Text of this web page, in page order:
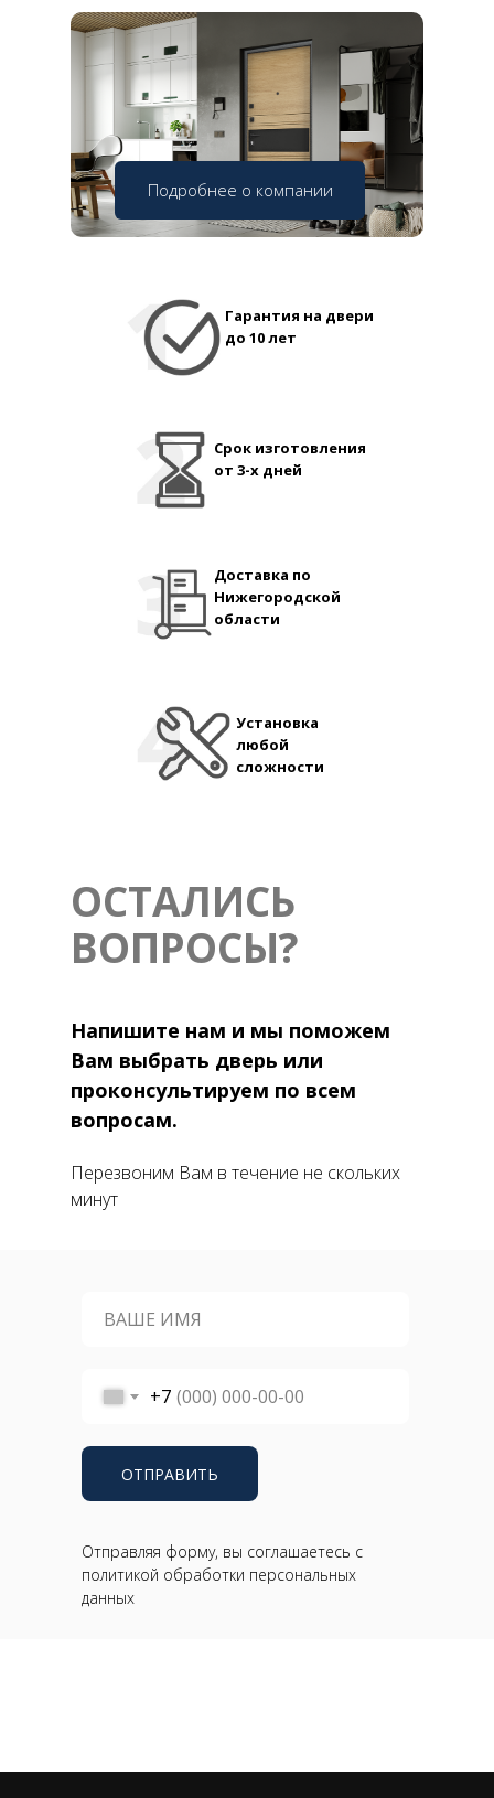
Подробнее о компании
Гарантия на двери
до 10 лет
Срок изготовления
от 3-х дней
Доставка по
Нижегородской
области
Установка
любой
сложности
+7
ОТПРАВИТЬ
ОСТАЛИСЬ
ВОПРОСЫ?
Напишите нам и мы поможем
Вам выбрать дверь или
проконсультируем по всем
вопросам.
Перезвоним Вам в течение не скольких
минут
Отправляя форму, вы соглашаетесь с
политикой обработки персональных
данных